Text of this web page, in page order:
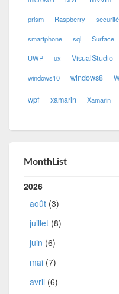
prism Raspberry securité
smartphone sql Surface
UWP ux VisualStudio
windows10 windows8
wpf xamarin Xamarin
MonthList
2026
août (3)
juillet (8)
juin (6)
mai (7)
avril (6)